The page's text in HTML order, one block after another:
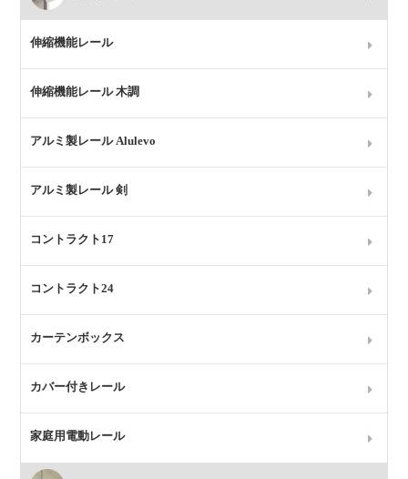
伸縮機能レール
伸縮機能レール 木調
アルミ製レール Alulevo
アルミ製レール 剣
コントラクト17
コントラクト24
カーテンボックス
カバー付きレール
家庭用電動レール